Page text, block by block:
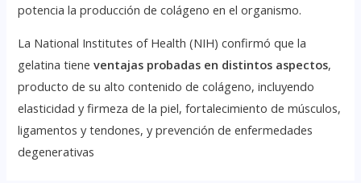
potencia la producción de colágeno en el organismo.
La National Institutes of Health (NIH) confirmó que la
gelatina tieneventajas probadas en distintos aspectos,
producto de su alto contenido de colágeno, incluyendo
elasticidad y firmeza de la piel, fortalecimiento de músculos,
ligamentos y tendones, y prevención de enfermedades
degenerativas